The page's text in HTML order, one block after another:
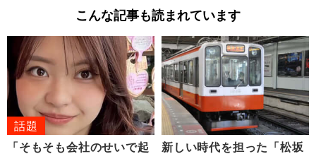
こんな記事も読まれています
話題
「そもそも会社のせいで起
新しい時代を担った「松坂